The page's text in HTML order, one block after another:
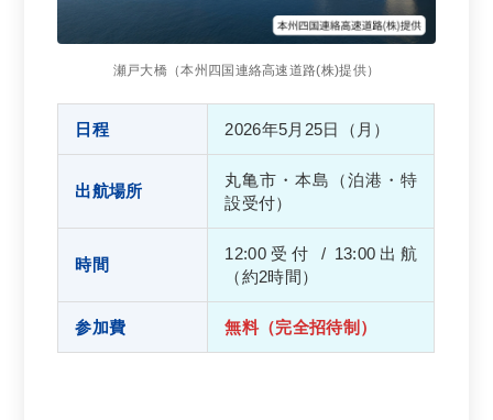
瀬戸大橋（本州四国連絡高速道路(株)提供）
日程 2026年5月25日（月）
出航場所
丸亀市・本島（泊港・特
設受付）
時間
12:00受付 / 13:00出航
（約2時間）
参加費 無料（完全招待制）